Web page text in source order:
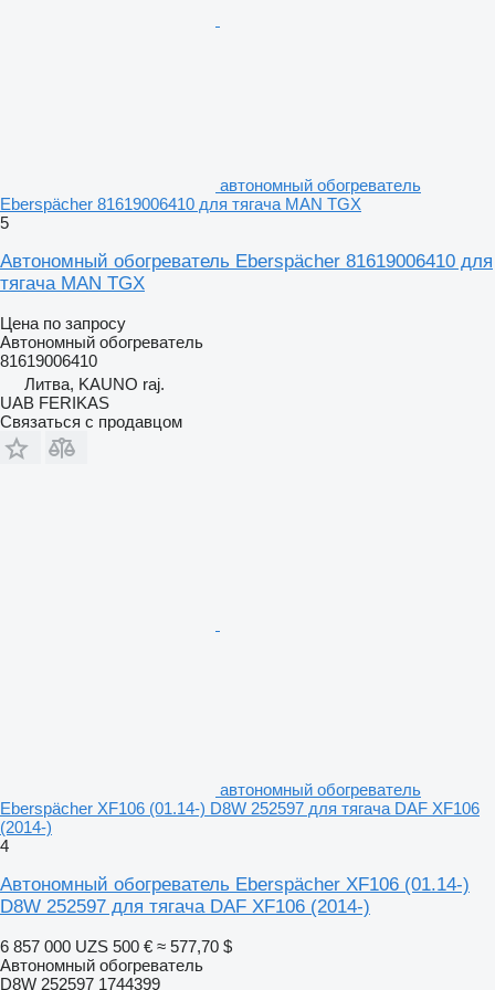
автономный обогреватель
Eberspächer 81619006410 для тягача MAN TGX
5
Автономный обогреватель Eberspächer 81619006410 для
тягача MAN TGX
Цена по запросу
Автономный обогреватель
81619006410
Литва, KAUNO raj.
UAB FERIKAS
Связаться с продавцом
автономный обогреватель
Eberspächer XF106 (01.14-) D8W 252597 для тягача DAF XF106
(2014-)
4
Автономный обогреватель Eberspächer XF106 (01.14-)
D8W 252597 для тягача DAF XF106 (2014-)
6 857 000 UZS 500 € ≈ 577,70 $
Автономный обогреватель
D8W 252597 1744399